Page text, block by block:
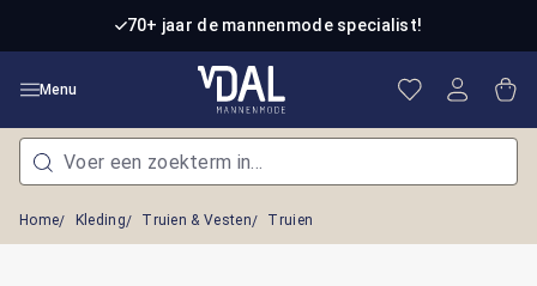
Ga naar de hoofdinhoud70+ jaar de mannenmode specialist!
Menu Je hebt 0
Home Kleding Truien & Vesten Truien